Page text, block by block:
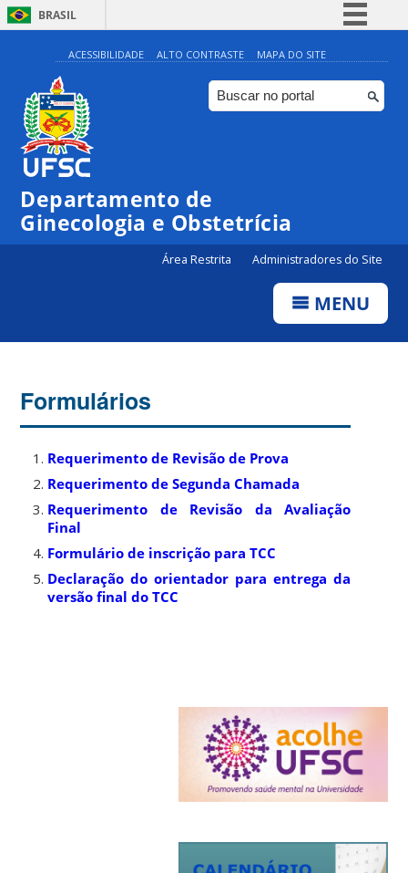
BRASIL
Simplifique!
Comunica BR
Participe
ACESSIBILIDADE ALTO CONTRASTE MAPA DO SITE
Departamento de
Ginecologia e Obstetrícia
Área Restrita Administradores do Site
MENU
Formulários
Requerimento de Revisão de Prova
Requerimento de Segunda Chamada
Requerimento de Revisão da Avaliação
Final
Formulário de inscrição para TCC
Declaração do orientador para entrega da
versão final do TCC